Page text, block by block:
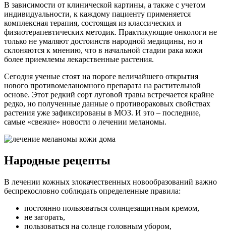
В зависимости от клинической картины, а также с учетом
индивидуальности, к каждому пациенту применяется
комплексная терапия, состоящая из классических и
физиотерапевтических методик. Практикующие онкологи не
только не умаляют достоинств народной медицины, но и
склоняются к мнению, что в начальной стадии рака кожи
более приемлемы лекарственные растения.
Сегодня ученые стоят на пороге величайшего открытия
нового противомеланомного препарата на растительной
основе. Этот редкий сорт луговой травы встречается крайне
редко, но полученные данные о противораковых свойствах
растения уже зафиксированы в МОЗ. И это – последние,
самые «свежие» новости о лечении меланомы.
Народные рецепты
В лечении кожных злокачественных новообразований важно
беспрекословно соблюдать определенные правила:
постоянно пользоваться солнцезащитным кремом,
не загорать,
пользоваться на солнце головным убором,